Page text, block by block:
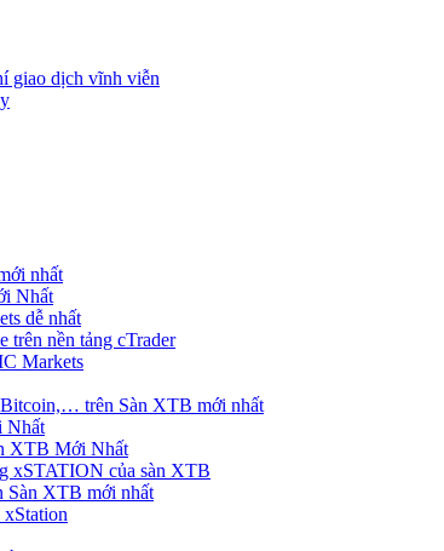
giao dịch vĩnh viễn
nhất
Nhất
dễ nhất
nền tảng cTrader
Markets
trên Sàn XTB mới nhất
Nhất
XTB Mới Nhất
xSTATION của sàn XTB
XTB mới nhất